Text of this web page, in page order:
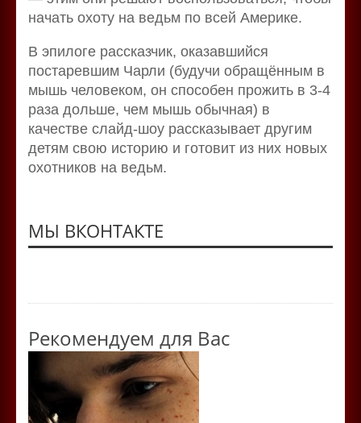
начать охоту на ведьм по всей Америке.
В эпилоге рассказчик, оказавшийся
постаревшим Чарли (будучи обращённым в
мышь человеком, он способен прожить в 3-4
раза дольше, чем мышь обычная) в
качестве слайд-шоу рассказывает другим
детям свою историю и готовит из них новых
охотников на ведьм.
МЫ ВКОНТАКТЕ
Рекомендуем для Вас